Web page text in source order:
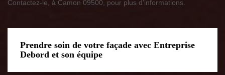
Contactez-le, à Camon 09500, pour plus d’informations.
Prendre soin de votre façade avec Entreprise
Debord et son équipe